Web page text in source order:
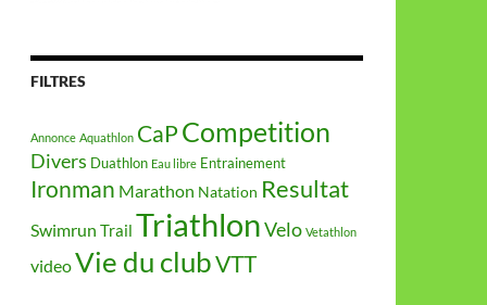
FILTRES
Annonce Aquathlon CaP Competition
Divers Duathlon Eau libre Entrainement
Ironman Marathon Natation Resultat
Swimrun Trail TriathlonVelo Vetathlon
videoVie du clubVTT